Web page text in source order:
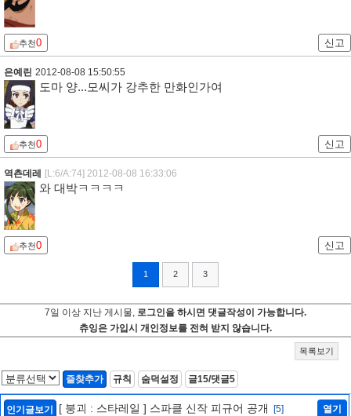
추천0 신고
은예린 2012-08-08 15:50:55
도마 양...모씨가 강추한 만화인가여
추천0 신고
역츤데레 [L:6/A:74] 2012-08-08 16:33:06
와 대박ㅋㅋㅋㅋ
추천0 신고
1 2 3
7일 이상 지난 게시물, 로그인을 하시면 댓글작성이 가능합니다.
츄잉은 가입시 개인정보를 전혀 받지 않습니다.
목록보기
즐찾추가 규칙 숨덕설정 글15/댓글5
인기글보기 [ 붕괴 : 스타레일 ] 스파클 신작 피규어 공개 [5] 열기